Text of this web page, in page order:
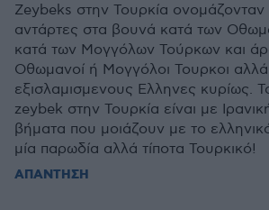
Ζeybeks στην Τουρκία ονομάζονταν
αντάρτες στα βουνά κατά των
κατά των Μογγόλων Τούρκων και
Οθωμανοί ή Μογγόλοι Τουρκοι
εξισλαμισμενους Ελληνες κυρίως.
zeybek στην Τουρκία είναι με
βήματα που μοιάζουν με το
μία παρωδία αλλά τίποτα Τουρκικό!
ΑΠΑΝΤΗΣΗ